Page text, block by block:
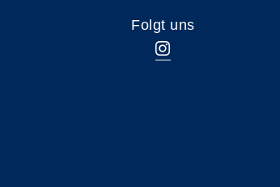
Folgt uns